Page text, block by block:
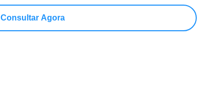
Consultar Agora